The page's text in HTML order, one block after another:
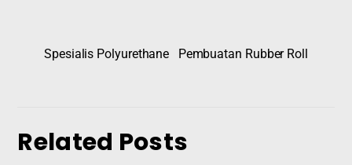
Spesialis Polyurethane Pembuatan Rubber Roll
Related Posts